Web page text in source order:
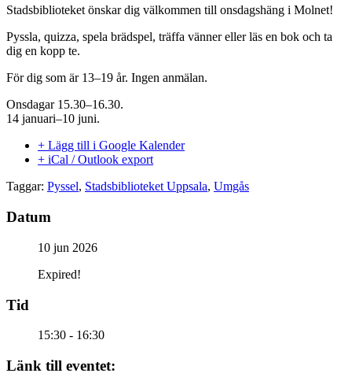
Stadsbiblioteket önskar dig välkommen till onsdagshäng i Molnet!
Pyssla, quizza, spela brädspel, träffa vänner eller läs en bok och ta
dig en kopp te.
För dig som är 13–19 år. Ingen anmälan.
Onsdagar 15.30–16.30.
14 januari–10 juni.
+ Lägg till i Google Kalender
+ iCal / Outlook export
Taggar: Pyssel, Stadsbiblioteket Uppsala, Umgås
Datum
10 jun 2026
Expired!
Tid
15:30 - 16:30
Länk till eventet: